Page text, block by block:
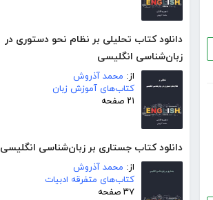
دانلود کتاب تحلیلی بر نظام نحو دستوری در
زبان‌شناسی انگلیسی
از: محمد آذروش
کتاب‌های آموزش زبان
۲۱ صفحه
دانلود کتاب جستاری بر زبان‌شناسی انگلیسی
از: محمد آذروش
کتاب‌های متفرقه ادبیات
۳۷ صفحه